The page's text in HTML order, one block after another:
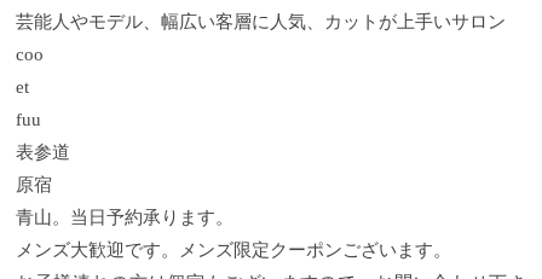
芸能人やモデル、幅広い客層に人気、カットが上手いサロン
coo
et
fuu
表参道
原宿
青山。当日予約承ります。
メンズ大歓迎です。メンズ限定クーポンございます。